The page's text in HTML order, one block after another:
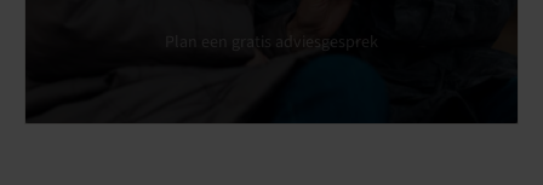
Plan een gratis adviesgesprek